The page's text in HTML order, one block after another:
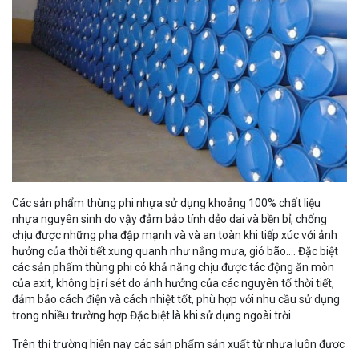
Các sản phẩm thùng phi nhựa sử dụng khoảng 100% chất liệu
nhựa nguyên sinh do vậy đảm bảo tính dẻo dai và bền bỉ, chống
chịu được những pha đập mạnh và và an toàn khi tiếp xúc với ảnh
hưởng của thời tiết xung quanh như nắng mưa, gió bão.... Đặc biệt
các sản phẩm thùng phi có khả năng chịu được tác động ăn mòn
của axit, không bị rỉ sét do ảnh hưởng của các nguyên tố thời tiết,
đảm bảo cách điện và cách nhiệt tốt, phù hợp với nhu cầu sử dụng
trong nhiều trường hợp.Đặc biệt là khi sử dụng ngoài trời.
Trên thị trường hiện nay các sản phẩm sản xuất từ nhựa luôn được